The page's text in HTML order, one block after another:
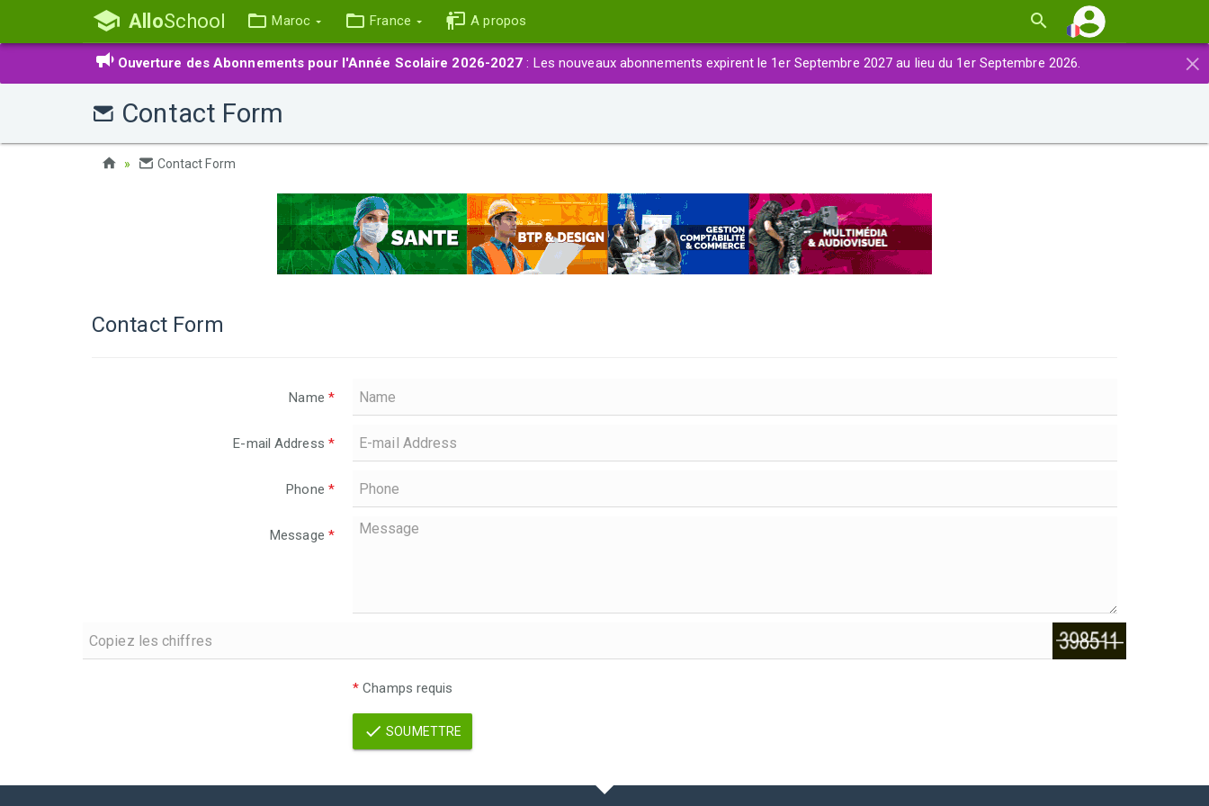
AlloSchool Maroc France A propos
×
Ouverture des Abonnements pour l'Année Scolaire 2026-2027 : Les nouveaux abonnements expirent le 1er Septembre 2027 au lieu du 1er Septembre 2026.
Contact Form
Contact Form
Contact Form
Name *
E-mail Address *
Phone *
Message *
* Champs requis
SOUMETTRE